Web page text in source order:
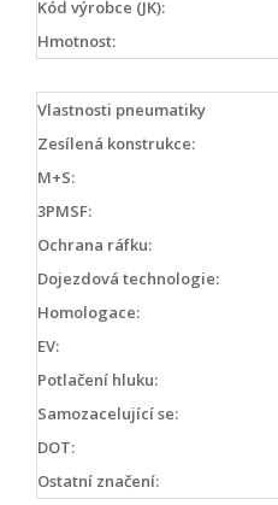
Kód výrobce (JK):
Hmotnost:
Vlastnosti pneumatiky
Zesílená konstrukce:
M+S:
3PMSF:
Ochrana ráfku:
Dojezdová technologie:
Homologace:
EV:
Potlačení hluku:
Samozacelující se:
DOT:
Ostatní značení: